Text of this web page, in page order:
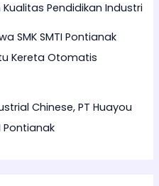
Pendidikan Industri
SMK SMTI Pontianak
Kereta Otomatis
Chinese, PT Huayou
Pontianak